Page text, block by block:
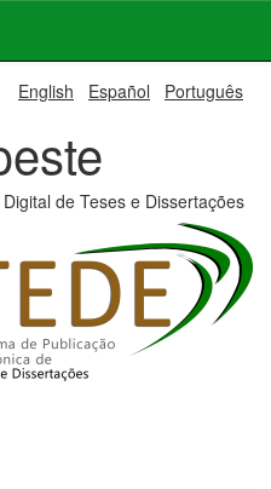
English Español Português
de Teses e Dissertações